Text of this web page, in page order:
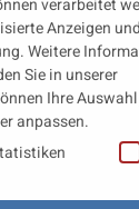
Anzeigen
Weitere
Sie in unserer
Ihre
anpassen.